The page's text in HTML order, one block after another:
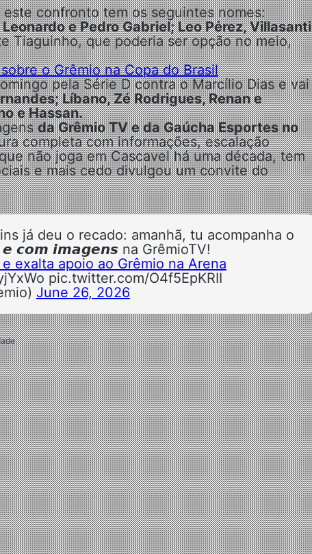
confronto tem os seguintes nomes:
e Pedro Gabriel; Leo Pérez, Villasanti
Tiaguinho, que poderia ser opção no meio,
o Grêmio na Copa do Brasil
pela Série D contra o Marcílio Dias e vai
Líbano, Zé Rodrigues, Renan e
e Hassan.
da Grêmio TV e da Gaúcha Esportes no
completa com informações, escalação
não joga em Cascavel há uma década, tem
e mais cedo divulgou um convite do
já deu o recado: amanhã, tu acompanha o
𝙚 𝙘𝙤𝙢 𝙞𝙢𝙖𝙜𝙚𝙣𝙨 na GrêmioTV!
exalta apoio ao Grêmio na Arena
pic.twitter.com/O4f5EpKRII
June 26, 2026